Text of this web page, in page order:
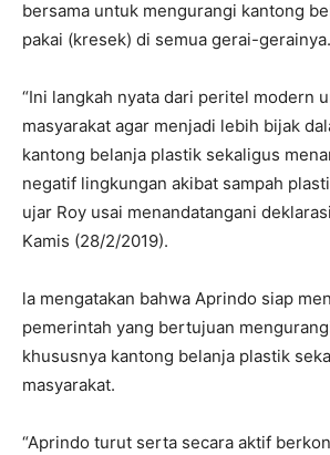
bersama untuk mengurangi kantong
pakai (kresek) di semua gerai-gerainya.
“Ini langkah nyata dari peritel modern
masyarakat agar menjadi lebih bijak
kantong belanja plastik sekaligus
negatif lingkungan akibat sampah
ujar Roy usai menandatangani
Kamis (28/2/2019).
la mengatakan bahwa Aprindo siap
pemerintah yang bertujuan
khususnya kantong belanja plastik
masyarakat.
“Aprindo turut serta secara aktif